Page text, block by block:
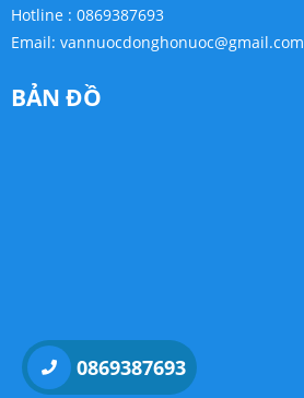
Hotline : 0869387693
Email: vannuocdonghonuoc@gmail.com
BẢN ĐỒ
0869387693